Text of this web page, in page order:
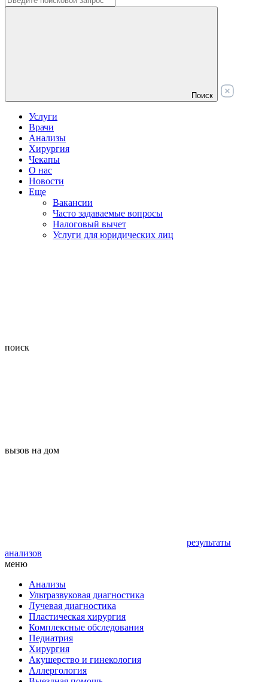
Поиск
Услуги
Врачи
Анализы
Хирургия
Чекапы
О нас
Новости
Еще
Вакансии
Часто задаваемые вопросы
Налоговый вычет
Услуги для юридических лиц
поиск
вызов на дом
результаты
анализов
меню
Анализы
Ультразвуковая диагностика
Лучевая диагностика
Пластическая хирургия
Комплексные обследования
Педиатрия
Хирургия
Акушерство и гинекология
Аллергология